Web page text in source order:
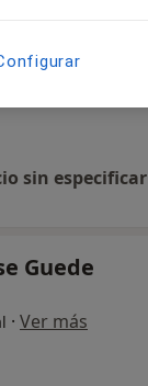
sin especificar
Guede
· Ver más